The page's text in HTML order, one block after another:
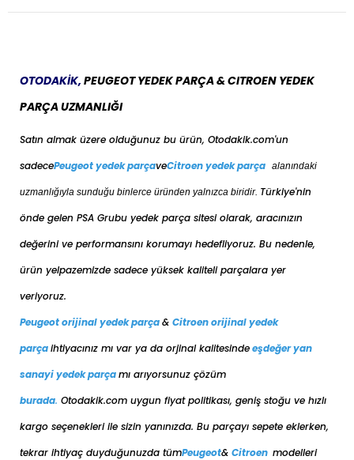
OTODAKİK, PEUGEOT YEDEK PARÇA & CITROEN YEDEK
PARÇA UZMANLIĞI
Satın almak üzere olduğunuz bu ürün, Otodakik.com'un
sadecePeugeot yedek parçaveCitroen yedek parça alanındaki
uzmanlığıyla sunduğu binlerce üründen yalnızca biridir. Türkiye'nin
önde gelen PSA Grubu yedek parça sitesi olarak, aracınızın
değerini ve performansını korumayı hedefliyoruz. Bu nedenle,
ürün yelpazemizde sadece yüksek kaliteli parçalara yer
veriyoruz.
Peugeot orijinal yedek parça& Citroen orijinal yedek
parçaihtiyacınız mı var ya da orjinal kalitesindeeşdeğeryan
sanayi yedek parçamı arıyorsunuz çözüm
burada. Otodakik.com uygun fiyat politikası, geniş stoğu ve hızlı
kargo seçenekleri ile sizin yanınızda. Bu parçayı sepete eklerken,
tekrar ihtiyaç duyduğunuzda tümPeugeot& Citroen modelleri